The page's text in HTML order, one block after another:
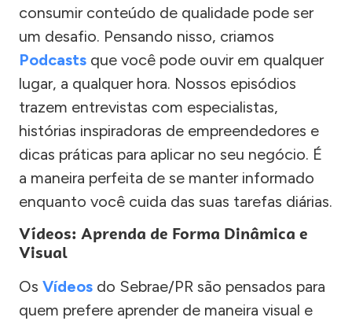
consumir conteúdo de qualidade pode ser
um desafio. Pensando nisso, criamos
Podcasts que você pode ouvir em qualquer
lugar, a qualquer hora. Nossos episódios
trazem entrevistas com especialistas,
histórias inspiradoras de empreendedores e
dicas práticas para aplicar no seu negócio. É
a maneira perfeita de se manter informado
enquanto você cuida das suas tarefas diárias.
Vídeos: Aprenda de Forma Dinâmica e
Visual
Os Vídeos do Sebrae/PR são pensados para
quem prefere aprender de maneira visual e